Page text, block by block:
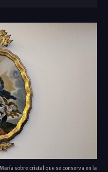
sobre cristal que se conserva en la